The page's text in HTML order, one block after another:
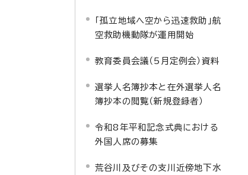
「孤立地域へ空から迅速救助」航
空救助機動隊が運用開始
教育委員会議（5月定例会）資料
選挙人名簿抄本と在外選挙人名
簿抄本の閲覧（新規登録者）
令和8年平和記念式典における
外国人席の募集
荒谷川及びその支川近傍地下水